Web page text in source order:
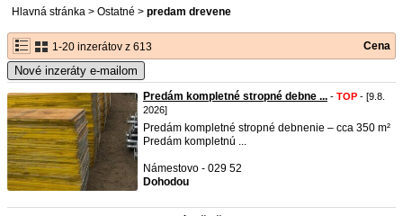
Hlavná stránka > Ostatné > predam drevene
1-20 inzerátov z 613 Cena
Nové inzeráty e-mailom
Predám kompletné stropné debne ... - TOP - [9.8.
2026]
Predám kompletné stropné debnenie – cca 350 m²
Predám kompletnú ...
Námestovo - 029 52
Dohodou